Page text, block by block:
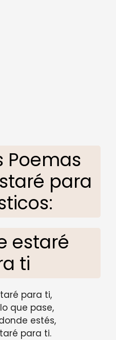
Poemas
para
estaré
ti
para ti,
que pase,
estés,
para ti.